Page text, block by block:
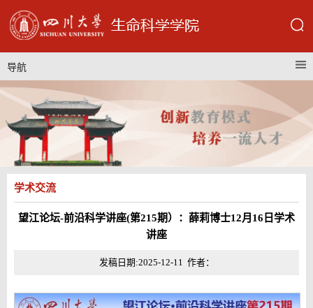
导航
学术交流
望江论坛-前沿科学讲座(第215期）：薛莉博士12月16日学术
讲座
发稿日期:2025-12-11 作者：